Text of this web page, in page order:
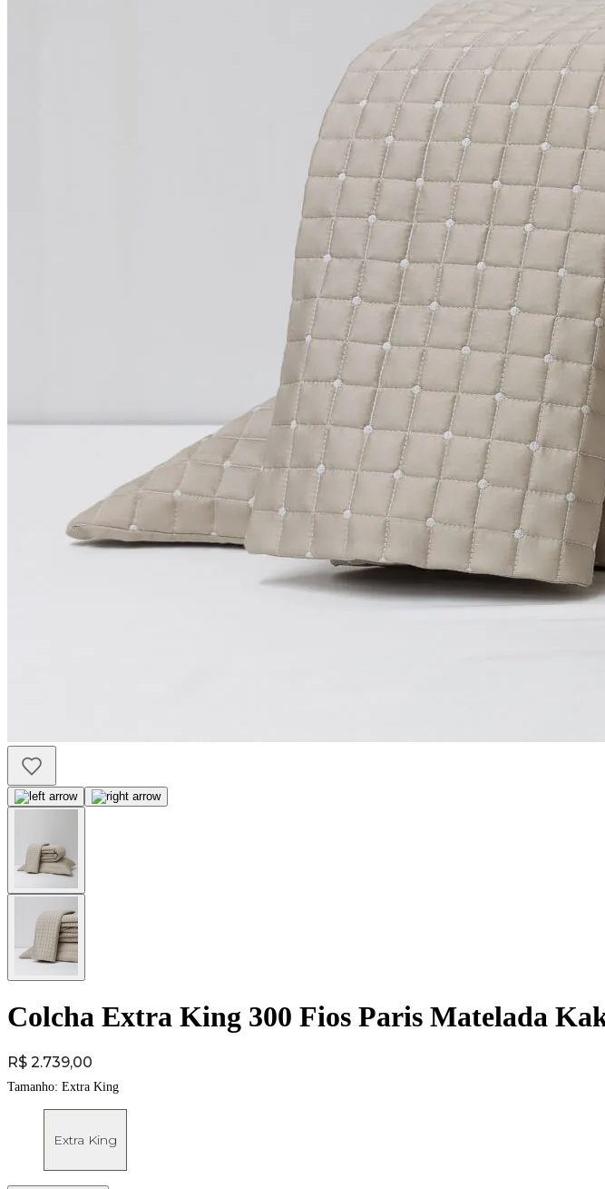
Colcha Extra King 300 Fios Paris Matelada
Price:
R$ 2.739,00
Tamanho: Extra King
Extra King